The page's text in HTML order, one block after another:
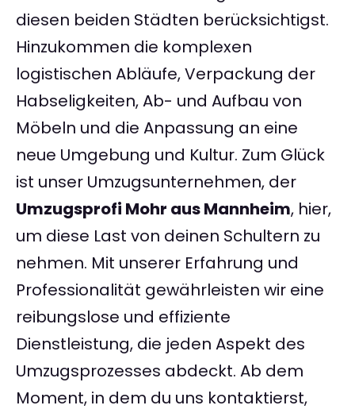
diesen beiden Städten berücksichtigst.
Hinzukommen die komplexen
logistischen Abläufe, Verpackung der
Habseligkeiten, Ab- und Aufbau von
Möbeln und die Anpassung an eine
neue Umgebung und Kultur. Zum Glück
ist unser Umzugsunternehmen, der
Umzugsprofi Mohr aus Mannheim, hier,
um diese Last von deinen Schultern zu
nehmen. Mit unserer Erfahrung und
Professionalität gewährleisten wir eine
reibungslose und effiziente
Dienstleistung, die jeden Aspekt des
Umzugsprozesses abdeckt. Ab dem
Moment, in dem du uns kontaktierst,